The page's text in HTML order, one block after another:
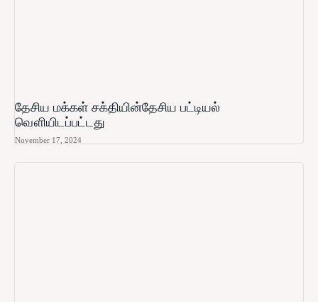
தேசிய மக்கள் சக்தியின்தேசிய பட்டியல்
வௌியிடப்பட்டது
November 17, 2024